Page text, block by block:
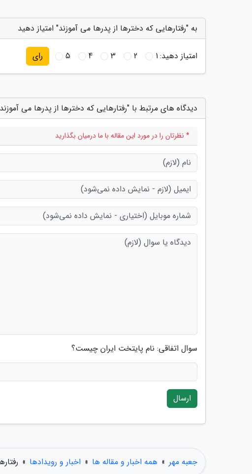
به "رفتارهایی که دخترها از پدرها می آموزند" امتیاز دهید
امتیاز دهید:1
2
3
4
5 رای
دیدگاه های مرتبط با "رفتارهایی که دخترها از پدرها می
* نظرتان را در مورد این مقاله با ما درمیان بگذارید
سوال اتفاقی: نام پایتخت ایران چیست؟
ارسال
جعبه مهر » همه اخبار و مقاله ها » اخبار و رویدادها »